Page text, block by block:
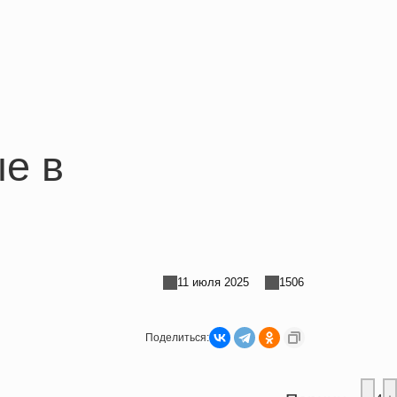
в
11 июля 2025 1506
Поделиться: